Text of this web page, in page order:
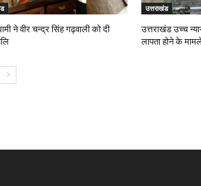
ने वीर चन्द्र सिंह गढ़वाली को दी
उत्तराखंड
उत्तराखंड उच्च
लापता होने के